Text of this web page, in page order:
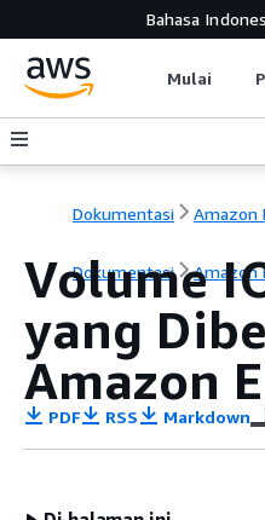
Bahasa
Mulai
Dokumentasi Amazon
Dokumentasi Amazon
Volume
yang
Amazon
PDF RSS Markdown